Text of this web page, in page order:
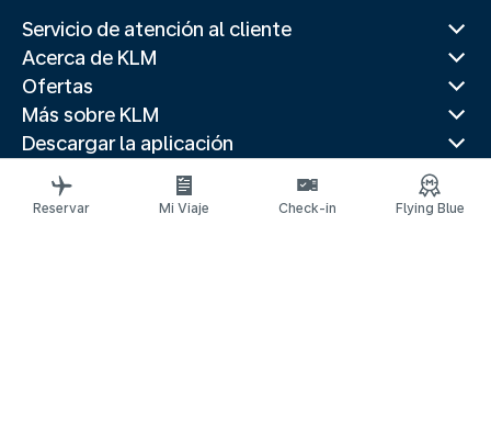
Servicio de atención al cliente
Acerca de KLM
Ofertas
Más sobre KLM
Descargar la aplicación
Páginas web relacionadas
Guías de viaje
Reservar Mi Viaje Check-in Flying Blue